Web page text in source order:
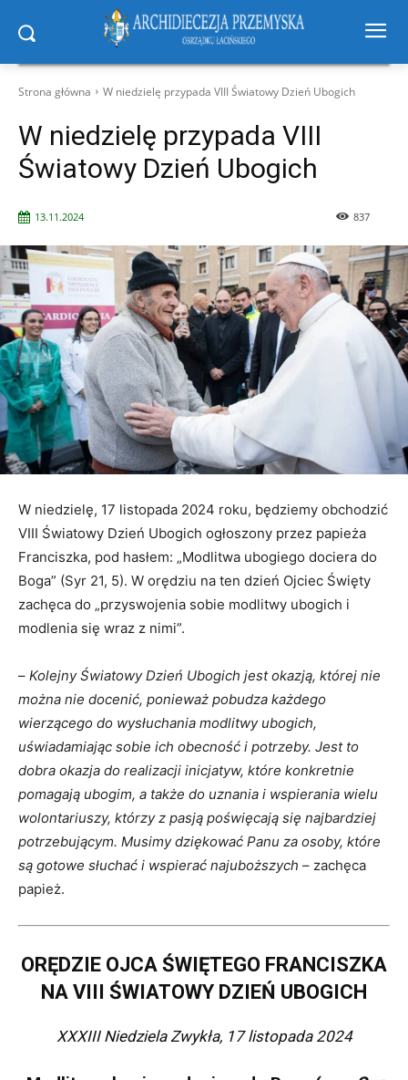
Strona główna W niedzielę przypada VIII Światowy Dzień Ubogich
W niedzielę przypada VIII
Światowy Dzień Ubogich
13.11.2024 837
W niedzielę, 17 listopada 2024 roku, będziemy obchodzić
VIII Światowy Dzień Ubogich ogłoszony przez papieża
Franciszka, pod hasłem: „Modlitwa ubogiego dociera do
Boga” (Syr 21, 5). W orędziu na ten dzień Ojciec Święty
zachęca do „przyswojenia sobie modlitwy ubogich i
modlenia się wraz z nimi”.
– Kolejny Światowy Dzień Ubogich jest okazją, której nie
można nie docenić, ponieważ pobudza każdego
wierzącego do wysłuchania modlitwy ubogich,
uświadamiając sobie ich obecność i potrzeby. Jest to
dobra okazja do realizacji inicjatyw, które konkretnie
pomagają ubogim, a także do uznania i wspierania wielu
wolontariuszy, którzy z pasją poświęcają się najbardziej
potrzebującym. Musimy dziękować Panu za osoby, które
są gotowe słuchać i wspierać najuboższych – zachęca
papież.
ORĘDZIE OJCA ŚWIĘTEGO FRANCISZKA
NA VIII ŚWIATOWY DZIEŃ UBOGICH
XXXIII Niedziela Zwykła, 17 listopada 2024